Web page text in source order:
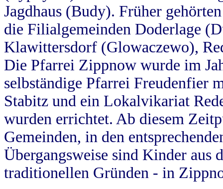
Jagdhaus (Budy). Früher
die Filialgemeinden Doderlage
Klawittersdorf (Glowaczewo),
Die Pfarrei Zippnow wurde im
selbständige Pfarrei Freudenfier
Stabitz und ein Lokalvikariat
wurden errichtet. Ab diesem
Gemeinden, in den
Übergangsweise sind Kinder aus
traditionellen Gründen - in